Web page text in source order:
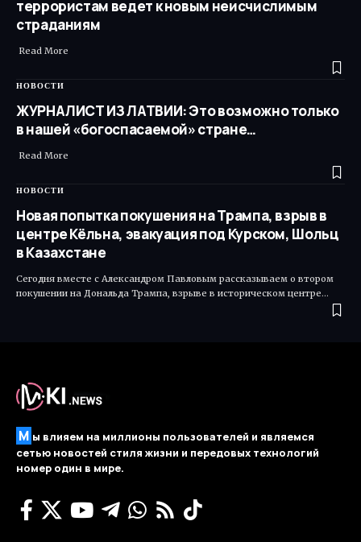
террористам ведет к новым неисчислимым
страданиям
Read More ​
НОВОСТИ
ЖУРНАЛИСТ ИЗ ЛАТВИИ: Это возможно только
в нашей «богоспасаемой» стране…
Read More ​
НОВОСТИ
Новая попытка покушения на Трампа, взрыв в
центре Кёльна, эвакуация под Курском, Шольц
в Казахстане
Сегодня вместе с Александром Павловым рассказываем о втором
покушении на Дональда Трампа, взрыве в историческом центре…
М ы влияем на миллионы пользователей и являемся
сетью новостей стиля жизни и передовых технологий
номер один в мире.